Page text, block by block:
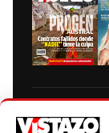
autorización